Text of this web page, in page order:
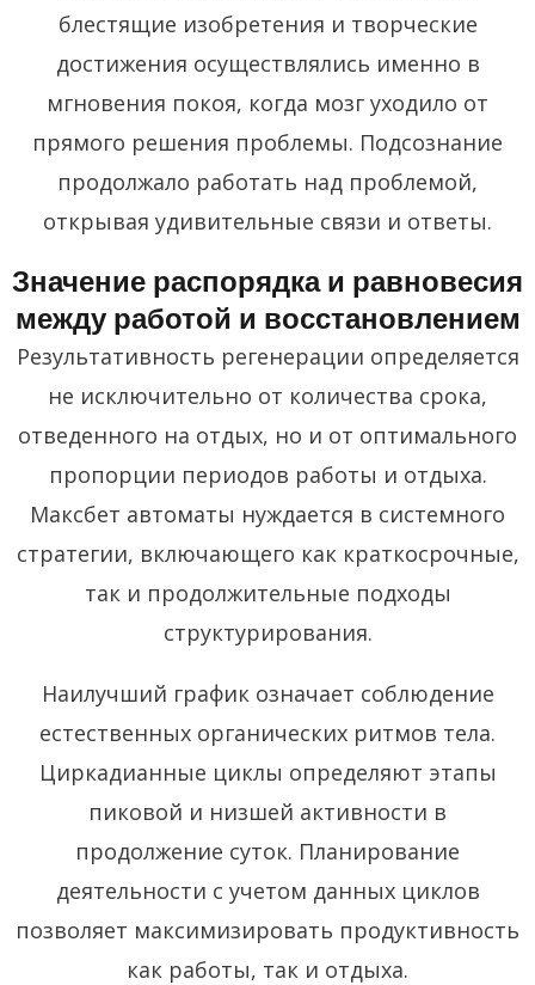
блестящие изобретения и творческие
достижения осуществлялись именно в
мгновения покоя, когда мозг уходило от
прямого решения проблемы. Подсознание
продолжало работать над проблемой,
открывая удивительные связи и ответы.
Значение распорядка и равновесия
между работой и восстановлением
Результативность регенерации определяется
не исключительно от количества срока,
отведенного на отдых, но и от оптимального
пропорции периодов работы и отдыха.
Максбет автоматы нуждается в системного
стратегии, включающего как краткосрочные,
так и продолжительные подходы
структурирования.
Наилучший график означает соблюдение
естественных органических ритмов тела.
Циркадианные циклы определяют этапы
пиковой и низшей активности в
продолжение суток. Планирование
деятельности с учетом данных циклов
позволяет максимизировать продуктивность
как работы, так и отдыха.